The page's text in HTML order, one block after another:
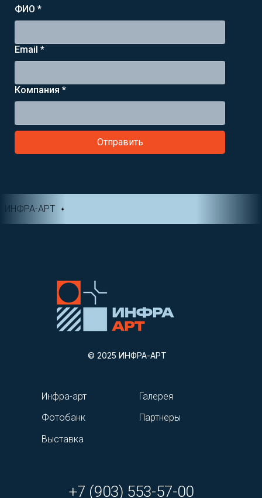
ИНФРА-АРТ
ФИО *
Email *
Компания *
Отправить
+7 (903) 553-57-00
Галерея
Партнеры
Инфра-арт
Фотобанк
Выставка
© 2025 ИНФРА-АРТ